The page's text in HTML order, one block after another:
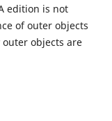
edition is not
of outer objects
objects are